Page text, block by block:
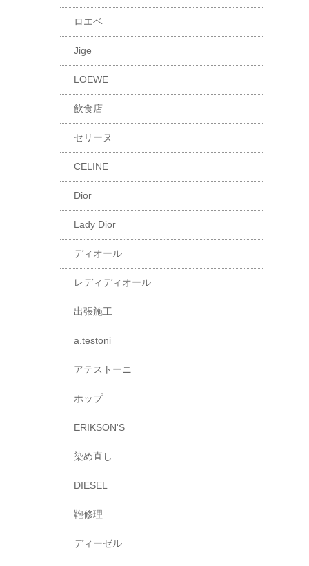
ロエベ
Jige
LOEWE
飲食店
セリーヌ
CELINE
Dior
Lady Dior
ディオール
レディディオール
出張施工
a.testoni
アテストーニ
ホップ
ERIKSON'S
染め直し
DIESEL
鞄修理
ディーゼル